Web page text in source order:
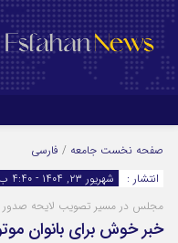
رمز عبور
صفحه نخست جامعه / فارسی
انتشار :
شهریور ۲۳, ۱۴۰۴ - 4:40 ب.ظ
مجلس در مسیر تصویب لایحه صدور
خبر خوش برای بانوان